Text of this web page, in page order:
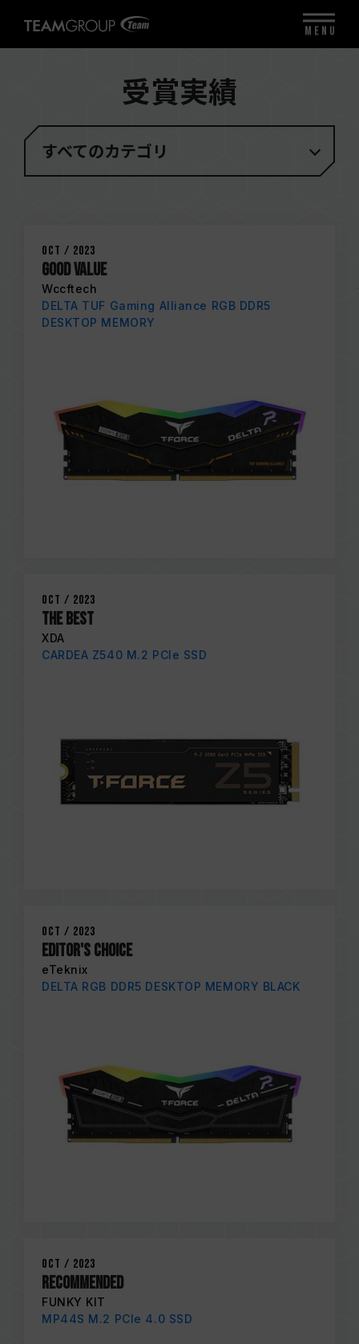
受賞実績
すべてのカテゴリ
Oct / 2023
GOOD VALUE
Wccftech
DELTA TUF Gaming Alliance RGB DDR5
DESKTOP MEMORY
Oct / 2023
THE BEST
XDA
CARDEA Z540 M.2 PCIe SSD
Oct / 2023
EDITOR'S CHOICE
eTeknix
DELTA RGB DDR5 DESKTOP MEMORY BLACK
Oct / 2023
RECOMMENDED
FUNKY KIT
MP44S M.2 PCIe 4.0 SSD
MENU